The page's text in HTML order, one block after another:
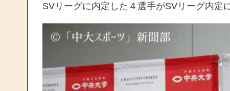
SVリーグに内定した４選手がSVリーグ内定